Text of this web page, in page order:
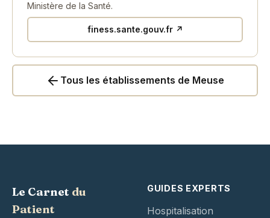
Ministère de la Santé.
finess.sante.gouv.fr ↗
Tous les établissements de Meuse
Le Carnet du
Patient
GUIDES EXPERTS
Hospitalisation